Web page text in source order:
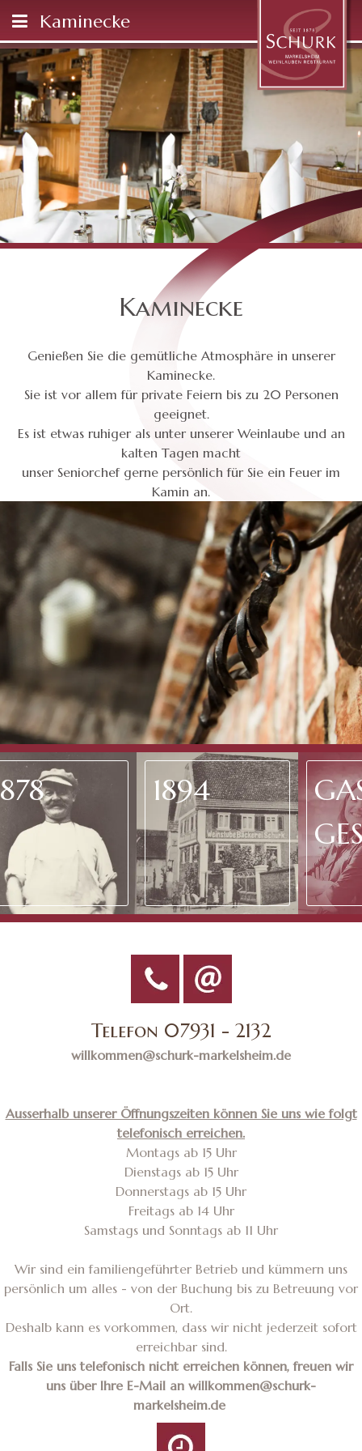
Kaminecke
Kaminecke
Genießen Sie die gemütliche Atmosphäre in unserer
Kaminecke.
Sie ist vor allem für private Feiern bis zu 20 Personen
geeignet.
Es ist etwas ruhiger als unter unserer Weinlaube und an
kalten Tagen macht
unser Seniorchef gerne persönlich für Sie ein Feuer im
Kamin an.
1894
Telefon 07931 - 2132
willkommen@schurk-markelsheim.de
Ausserhalb unserer Öffnungszeiten können Sie uns wie folgt
telefonisch erreichen.
Montags ab 15 Uhr
Dienstags ab 15 Uhr
Donnerstags ab 15 Uhr
Freitags ab 14 Uhr
Samstags und Sonntags ab 11 Uhr
Wir sind ein familiengeführter Betrieb und kümmern uns
persönlich um alles - von der Buchung bis zu Betreuung vor
Ort.
Deshalb kann es vorkommen, dass wir nicht jederzeit sofort
erreichbar sind.
Falls Sie uns telefonisch nicht erreichen können, freuen wir
uns über Ihre E-Mail an willkommen@schurk-
markelsheim.de